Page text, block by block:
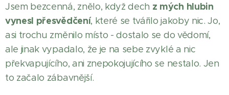
Jsem bezcenná, znělo, když dech z mých hlubin
vynesl přesvědčení, které se tvářilo jakoby nic. Jo,
asi trochu změnilo místo - dostalo se do vědomí,
ale jinak vypadalo, že je na sebe zvyklé a nic
překvapujícího, ani znepokojujícího se nestalo. Jen
to začalo zábavnější.